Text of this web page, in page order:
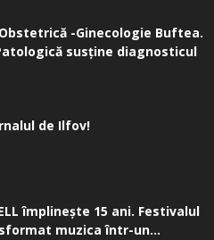
-Ginecologie Buftea.
susţine diagnosticul
de Ilfov!
împlinește 15 ani. Festivalul
muzica într-un...